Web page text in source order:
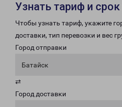
Узнать тариф и
Чтобы узнать тариф, укажите
доставки, тип перевозки и вес
Город отправки
Батайск
⇄
Город доставки